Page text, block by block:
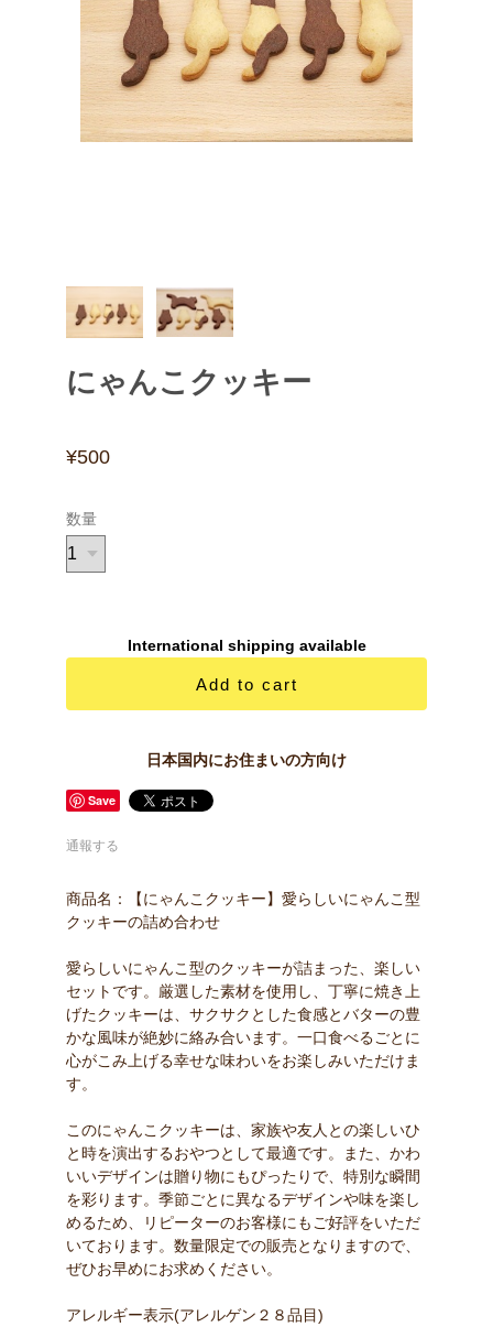
にゃんこクッキー
¥500
数量
International shipping available
Add to cart
日本国内にお住まいの方向け
Save
通報する
商品名：【にゃんこクッキー】愛らしいにゃんこ型
クッキーの詰め合わせ
愛らしいにゃんこ型のクッキーが詰まった、楽しい
セットです。厳選した素材を使用し、丁寧に焼き上
げたクッキーは、サクサクとした食感とバターの豊
かな風味が絶妙に絡み合います。一口食べるごとに
心がこみ上げる幸せな味わいをお楽しみいただけま
す。
このにゃんこクッキーは、家族や友人との楽しいひ
と時を演出するおやつとして最適です。また、かわ
いいデザインは贈り物にもぴったりで、特別な瞬間
を彩ります。季節ごとに異なるデザインや味を楽し
めるため、リピーターのお客様にもご好評をいただ
いております。数量限定での販売となりますので、
ぜひお早めにお求めください。
アレルギー表示(アレルゲン２８品目)